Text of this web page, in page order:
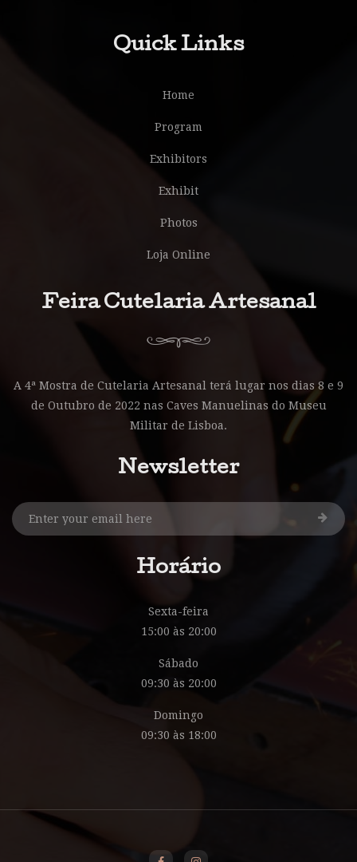
Quick Links
Home
Program
Exhibitors
Exhibit
Photos
Loja Online
Feira Cutelaria Artesanal
A 4ª Mostra de Cutelaria Artesanal terá lugar nos dias 8 e 9
de Outubro de 2022 nas Caves Manuelinas do Museu
Militar de Lisboa.
Newsletter
Horário
Sexta-feira
15:00 às 20:00
Sábado
09:30 às 20:00
Domingo
09:30 às 18:00